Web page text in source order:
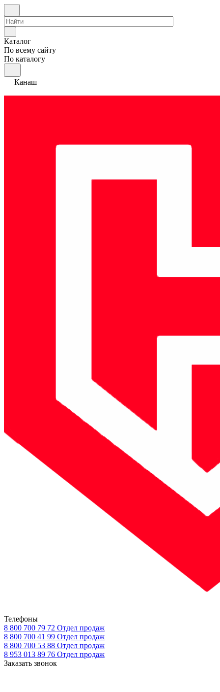
Каталог
По всему сайту
По каталогу
Канаш
Телефоны
8 800 700 79 72 Отдел продаж
8 800 700 41 99 Отдел продаж
8 800 700 53 88 Отдел продаж
8 953 013 89 76 Отдел продаж
Заказать звонок